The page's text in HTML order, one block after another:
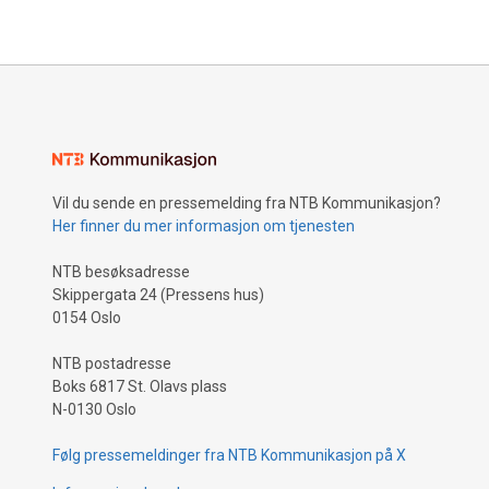
Vil du sende en pressemelding fra NTB Kommunikasjon?
Her finner du mer informasjon om tjenesten
NTB besøksadresse
Skippergata 24 (Pressens hus)
0154 Oslo
NTB postadresse
Boks 6817 St. Olavs plass
N-0130 Oslo
Følg pressemeldinger fra NTB Kommunikasjon på X